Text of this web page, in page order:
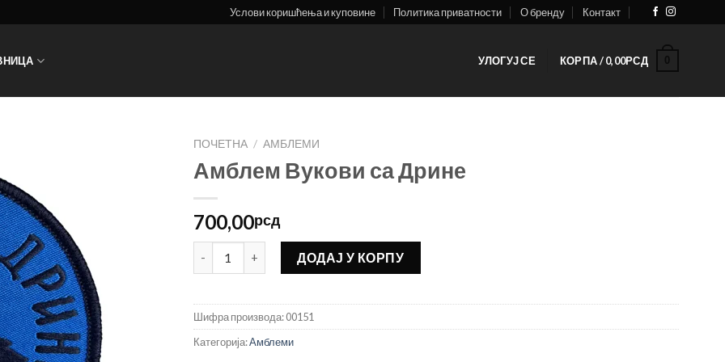
Услови коришћења и куповине Политика приватности О бренду Контакт
УЛОГУЈ СЕ КОРПА /0,00РСД 0
ПОЧЕТНА / АМБЛЕМИ
Амблем Вукови са Дрине
700,00рсд
Амблем Вукови са Дрине количина
ДОДАЈ У КОРПУ
Шифра производа:00151
Категорија:Амблеми